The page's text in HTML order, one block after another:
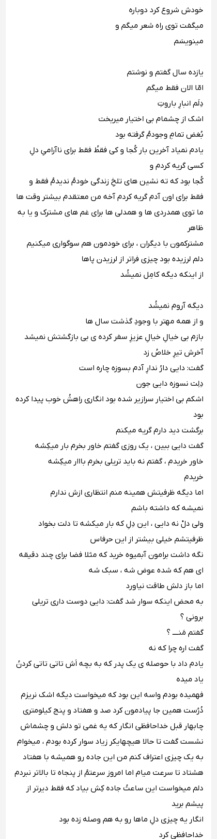
‪خودش شروع کرد دوباره ‬‬‬
‪میگفت توى راه شعر میگم و ‬‬‬
‪مینویسَم ‬‬‬
یازده سال گفتم و نوشتم ‬‬‬
‪امّا الان فقط میگم ‬‬‬
‪دِلَم انبارِ باروتِ ‬‬‬
‪اشک از چشمام بی اختیار میریخت ‬‬‬
‪بُغض تمامِ وجودمُ گرفته بود ‬‬‬
‪یادم نمیاد آخرین بار کُجا و کى فقطُ فقط براى ناآرامىِ دلِ
کسى گریه کردم و ‬‬‬
‪کُجا بود که ته نشین هاى تلخِ زندگى خودمُ ندیدمُ فقط و
فقط براى اون آدم گریه کردم آخه من معتقدم بیشتر وقت ها
ما توى همدردى ها و همدلى ها براى غم هاى مشترک و یا به
ظاهر
مشترکمون با دیگران ، براى خودمون هم سوگوارى میکنیم ‬‬‬
‪دلم لرزیده بود چیزى فراتر از لرزیدن پاها ‬‬‬
‪از اینکه دیگه کامِل نمیشُد ‬‬‬
دیگه آروم نمیشُد ‬‬‬
‪و از همه مهتر با وجودِ گذشت سال ها ‬‬‬
‪بازم بی خیالِ خیالِ عزیزِ سفر کرده ى بی بازگشتش نمیشد ‬‬‬
‪آخرش تیرِ خلاصُ زد ‬‬‬
‪گفت: دایى دارُ ندارِ آدم بسوزه چاره است ‬‬‬
‪دِلِت نسوزه دایى جون ‬‬‬
‪اشکم بی اختیار سرازیر شده بود انگارى راهشُ خوب پیدا کرده
بود ‬‬‬
‪برگشت دید دارم گریه میکنم ‬‬‬
‪گفت دایى ببین ، یک روزى گفتم خاور بخرم بار میکِشه ‬‬‬
‪خاور خریدم ، گفتم نه باید تریلى بخرم بااار میکِشه ‬‬‬
‪خریدم ‬‬‬
‪اما دیگه ظرفیتش همینه منم انتظارى ازش ندارم ‬‬‬
‪نمیشه که داشته باشم ‬‬‬
‪ولى دلْ نه دایى ، این دِلِ که بار میکشه تا دلت بخواد ‬‬‬
‪ظرفیتشم خیلى بیشتر از این حرفاس ‬‬‬
‪نگه داشت برامون آبمیوه خرید که مثلا فضا براى چند دقیقه
اى هم که شده عوض شه ، سبک شه ‬‬‬
‪اما باز دلش طاقت نیاورد ‬‬‬
‪به محض اینکه سوار شد گفت: دایى دوست دارى تریلى
برونى ؟ ‬‬‬
‪گفتم مَنــــ ؟ ‬‬‬
‪گفت اره چرا که نه ‬‬‬
‪یادم داد با حوصله ى یک پدر که به بچه اَش تاتى تاتى کردنُ
یاد میده ‬‬‬
‪فهمیده بودم واسه این بود که میخواست دیگه اشک نریزم‬‬‬
‪دُرُست همین جا پیادمون کرد صد و هفتاد و پنج کیلومترى
چابهار قبل خداحافظى انگار که یه غمى تو دلش و چشماش
نشست گفت تا حالا هیچهایکر زیاد سوار کرده بودم ، میخوام
به یک چیزى اعتراف کنم من این جاده رو همیشه با هفتاد
هشتاد تا سرعت میام اما امروز سرعتمُ از پنجاه تا بالاتر نبردم
دلم میخواست این ساعتُ جاده کِش بیاد که فقط دیرتر از
پیشم برید ‬‬‬
‪انگار یه چیزى دلِ ماها رو به هم وصله زده بود ‬‬‬
‪خداحافظى کرد ‬‬‬